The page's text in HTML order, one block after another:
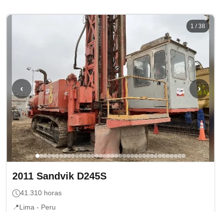
‹ ›
1 /38
2011 Sandvik D245S
41.310 horas
📍Lima - Peru